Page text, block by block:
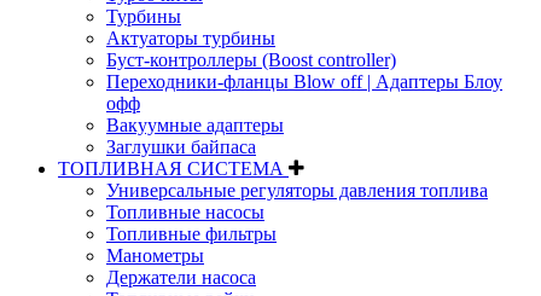
Турбины
Актуаторы турбины
Буст-контроллеры (Boost controller)
Переходники-фланцы Blow off | Адаптеры Блоу
офф
Вакуумные адаптеры
Заглушки байпаса
ТОПЛИВНАЯ СИСТЕМА
Универсальные регуляторы давления топлива
Топливные насосы
Топливные фильтры
Манометры
Держатели насоса